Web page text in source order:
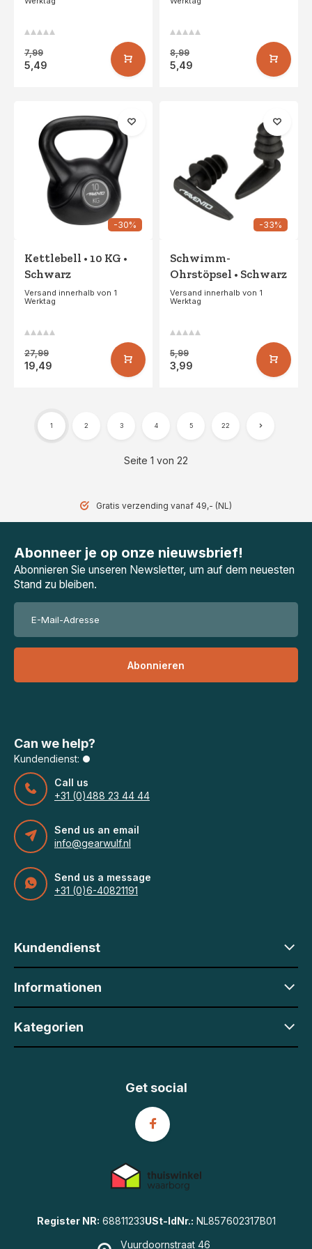
7,99
5,49
8,99
5,49
-30%
Kettlebell • 10 KG •
Schwarz
Versand innerhalb von 1
Werktag
27,99
19,49
-33%
Schwimm-
Ohrstöpsel • Schwarz
Versand innerhalb von 1
Werktag
5,99
3,99
Seite 1 von 22
1 2 3 4 5 22
Gratis verzending vanaf 49,- (NL)
Abonneer je op onze nieuwsbrief!
Abonnieren Sie unseren Newsletter, um auf dem neuesten
Stand zu bleiben.
Abonnieren
Can we help?
Kundendienst:
Call us
+31 (0)488 23 44 44
Send us an email
info@gearwulf.nl
Send us a message
+31 (0)6-40821191
Kundendienst
Informationen
Kategorien
Vuurdoornstraat 46
Register NR: 68811233USt-IdNr.: NL857602317B01
Get social